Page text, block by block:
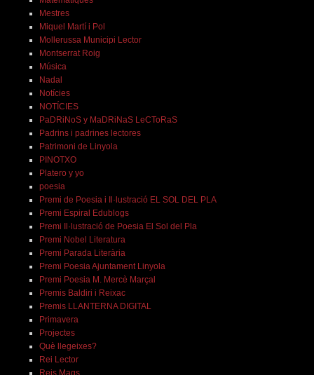
Mestres
Miquel Martí i Pol
Mollerussa Municipi Lector
Montserrat Roig
Música
Nadal
Notícies
NOTÍCIES
PaDRiNoS y MaDRiNaS LeCToRaS
Padrins i padrines lectores
Patrimoni de Linyola
PINOTXO
Platero y yo
poesia
Premi de Poesia i Il·lustració EL SOL DEL PLA
Premi Espiral Edublogs
Premi Il·lustració de Poesia El Sol del Pla
Premi Nobel Literatura
Premi Parada Literària
Premi Poesia Ajuntament Linyola
Premi Poesia M. Mercè Marçal
Premis Baldiri i Reixac
Premis LLANTERNA DIGITAL
Primavera
Projectes
Què llegeixes?
Rei Lector
Reis Mags